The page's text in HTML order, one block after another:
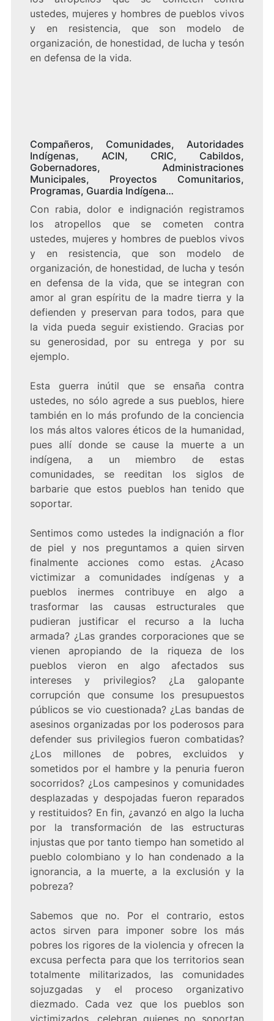
ustedes, mujeres y hombres de pueblos vivos
y en resistencia, que son modelo de
organización, de honestidad, de lucha y tesón
en defensa de la vida.
Compañeros, Comunidades, Autoridades
Indígenas, ACIN, CRIC, Cabildos,
Gobernadores, Administraciones
Municipales, Proyectos Comunitarios,
Programas, Guardia Indígena…
Con rabia, dolor e indignación registramos
los atropellos que se cometen contra
ustedes, mujeres y hombres de pueblos vivos
y en resistencia, que son modelo de
organización, de honestidad, de lucha y tesón
en defensa de la vida, que se integran con
amor al gran espíritu de la madre tierra y la
defienden y preservan para todos, para que
la vida pueda seguir existiendo. Gracias por
su generosidad, por su entrega y por su
ejemplo.
Esta guerra inútil que se ensaña contra
ustedes, no sólo agrede a sus pueblos, hiere
también en lo más profundo de la conciencia
los más altos valores éticos de la humanidad,
pues allí donde se cause la muerte a un
indígena, a un miembro de estas
comunidades, se reeditan los siglos de
barbarie que estos pueblos han tenido que
soportar.
Sentimos como ustedes la indignación a flor
de piel y nos preguntamos a quien sirven
finalmente acciones como estas. ¿Acaso
victimizar a comunidades indígenas y a
pueblos inermes contribuye en algo a
trasformar las causas estructurales que
pudieran justificar el recurso a la lucha
armada? ¿Las grandes corporaciones que se
vienen apropiando de la riqueza de los
pueblos vieron en algo afectados sus
intereses y privilegios? ¿La galopante
corrupción que consume los presupuestos
públicos se vio cuestionada? ¿Las bandas de
asesinos organizadas por los poderosos para
defender sus privilegios fueron combatidas?
¿Los millones de pobres, excluidos y
sometidos por el hambre y la penuria fueron
socorridos? ¿Los campesinos y comunidades
desplazadas y despojadas fueron reparados
y restituidos? En fin, ¿avanzó en algo la lucha
por la transformación de las estructuras
injustas que por tanto tiempo han sometido al
pueblo colombiano y lo han condenado a la
ignorancia, a la muerte, a la exclusión y la
pobreza?
Sabemos que no. Por el contrario, estos
actos sirven para imponer sobre los más
pobres los rigores de la violencia y ofrecen la
excusa perfecta para que los territorios sean
totalmente militarizados, las comunidades
sojuzgadas y el proceso organizativo
diezmado. Cada vez que los pueblos son